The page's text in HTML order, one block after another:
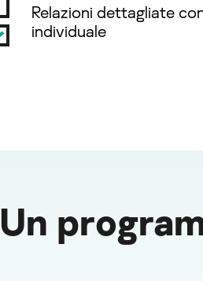
Relazioni dettagliate
individuale
Un